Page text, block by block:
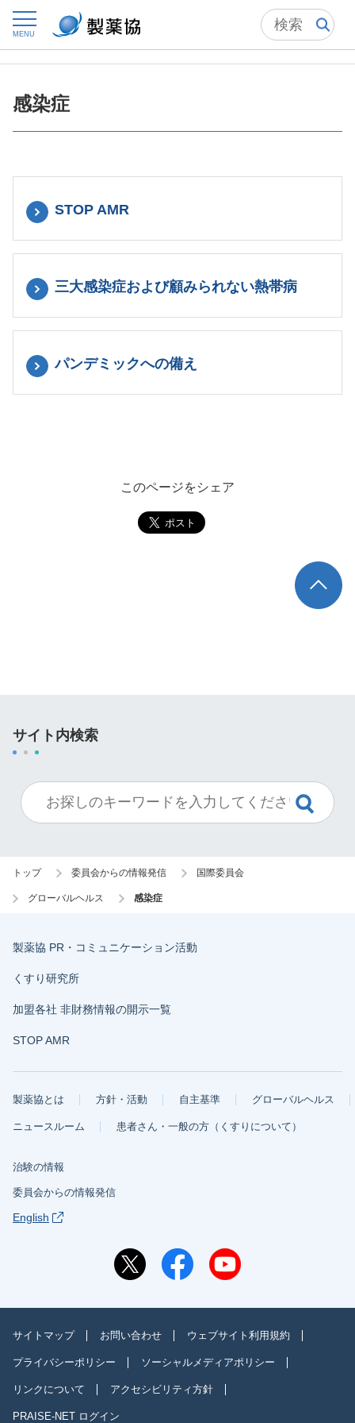
MENU
トップ 委員会からの情報発信
感染症
STOP AMR
三大感染症および顧みられない熱帯病
パンデミックへの備え
このページをシェア
TOP
サイト内検索
トップ 委員会からの情報発信 国際委員会
グローバルヘルス 感染症
製薬協 PR・コミュニケーション活動
くすり研究所
加盟各社 非財務情報の開示一覧
STOP AMR
製薬協とは 方針・活動 自主基準 グローバルヘルス
ニュースルーム 患者さん・一般の方（くすりについて）
治験の情報
委員会からの情報発信
English
サイトマップ お問い合わせ ウェブサイト利用規約
プライバシーポリシー ソーシャルメディアポリシー
リンクについて アクセシビリティ方針
PRAISE-NET ログイン